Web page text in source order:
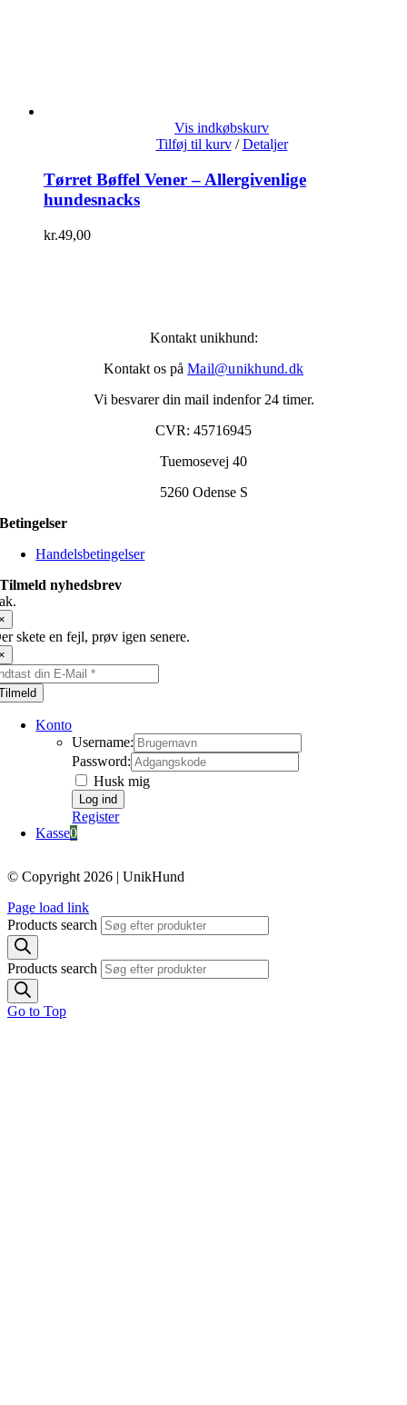
Vis indkøbskurv
Tilføj til kurv / Detaljer
Tørret Bøffel Vener – Allergivenlige
hundesnacks
kr.49,00
Kontakt unikhund:
Kontakt os på Mail@unikhund.dk
Vi besvarer din mail indenfor 24 timer.
CVR: 45716945
Tuemosevej 40
5260 Odense S
Betingelser
Handelsbetingelser
Tilmeld nyhedsbrev
skete en fejl, prøv igen senere.
Konto
Username:
Password:
Husk mig
Register
Kasse0
© Copyright 2026 | UnikHund
Page load link
Products search
Products search
Go to Top